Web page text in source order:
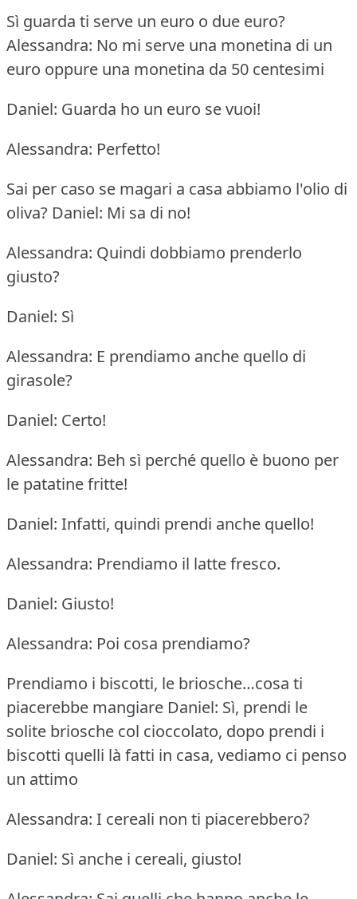
Sì guarda ti serve un euro o due euro?
Alessandra: No mi serve una monetina di un
euro oppure una monetina da 50 centesimi
Daniel: Guarda ho un euro se vuoi!
Alessandra: Perfetto!
Sai per caso se magari a casa abbiamo l'olio di
oliva? Daniel: Mi sa di no!
Alessandra: Quindi dobbiamo prenderlo
giusto?
Daniel: Sì
Alessandra: E prendiamo anche quello di
girasole?
Daniel: Certo!
Alessandra: Beh sì perché quello è buono per
le patatine fritte!
Daniel: Infatti, quindi prendi anche quello!
Alessandra: Prendiamo il latte fresco.
Daniel: Giusto!
Alessandra: Poi cosa prendiamo?
Prendiamo i biscotti, le briosche…cosa ti
piacerebbe mangiare Daniel: Sì, prendi le
solite briosche col cioccolato, dopo prendi i
biscotti quelli là fatti in casa, vediamo ci penso
un attimo
Alessandra: I cereali non ti piacerebbero?
Daniel: Sì anche i cereali, giusto!